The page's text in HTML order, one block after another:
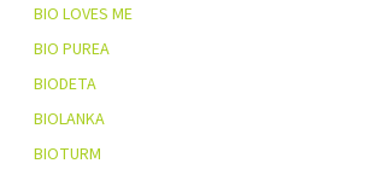
BIO LOVES ME
BIO PUREA
BIODETA
BIOLANKA
BIOTURM